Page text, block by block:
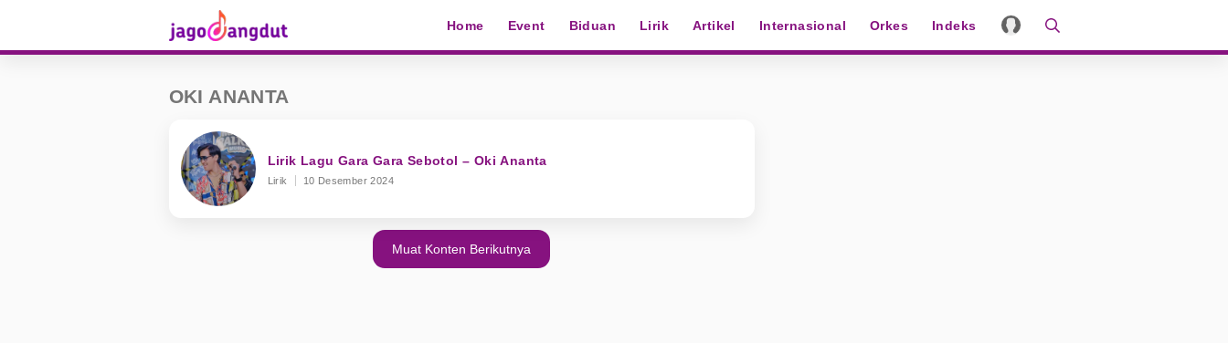
Home Event Biduan Lirik Artikel Internasional Orkes Indeks
OKI ANANTA
Lirik Lagu Gara Gara Sebotol – Oki Ananta
Lirik 10 Desember 2024
Muat Konten Berikutnya